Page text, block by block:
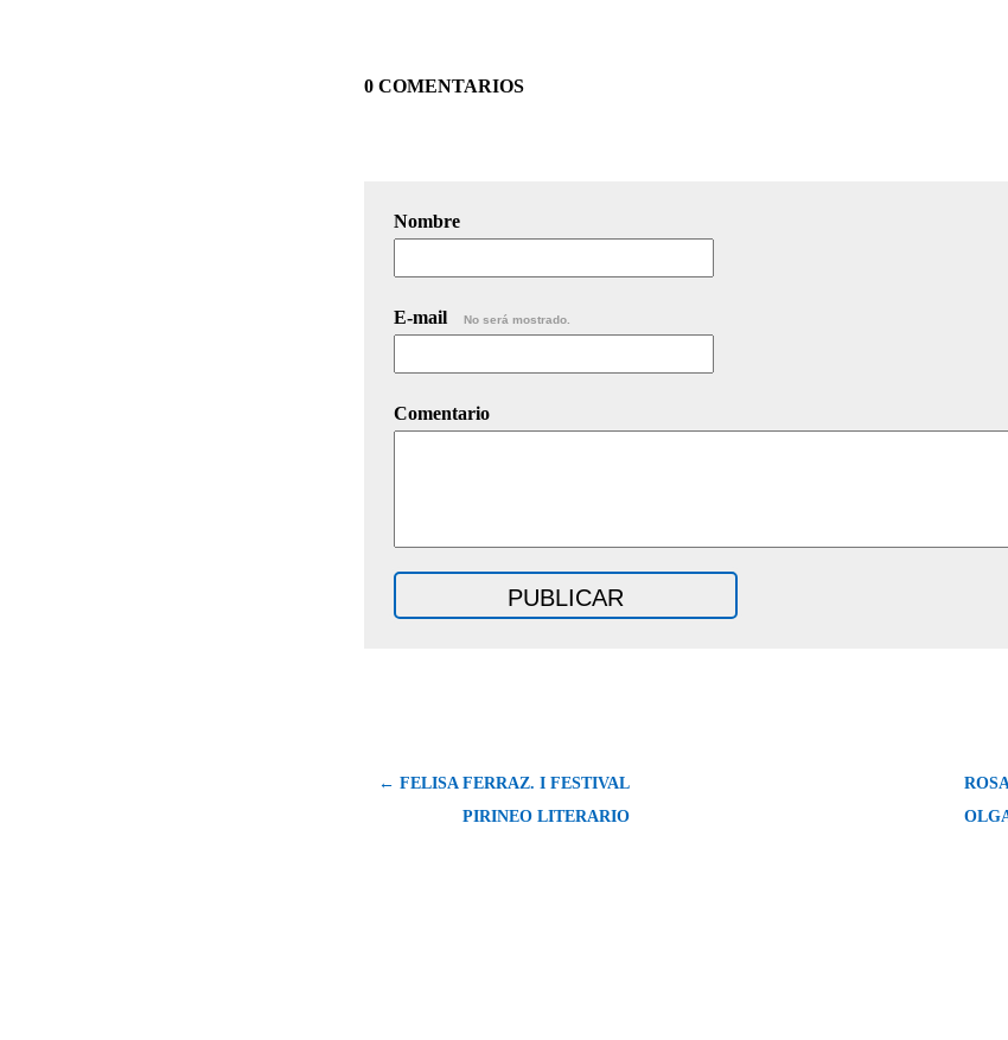
0 COMENTARIOS
Nombre
E-mail No será mostrado.
Comentario
← FELISA FERRAZ. I FESTIVAL
PIRINEO LITERARIO